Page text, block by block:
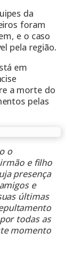
da
foram
e o caso
pela região.
em
a morte do
pelas
o
e filho
presença
e
últimas
todas as
momento